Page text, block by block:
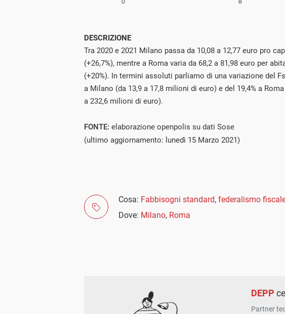
DESCRIZIONE
Tra 2020 e 2021 Milano passa da 10,08 a 12,77 euro pro
(+26,7%), mentre a Roma varia da 68,2 a 81,98 euro per
(+20%). In termini assoluti parliamo di una variazione del
a Milano (da 13,9 a 17,8 milioni di euro) e del 19,4% a
a 232,6 milioni di euro).
FONTE: elaborazione openpolis su dati Sose
(ultimo aggiornamento: lunedì 15 Marzo 2021)
Cosa: Fabbisogni standard, federalismo
Dove: Milano, Roma
DEPP
Partner